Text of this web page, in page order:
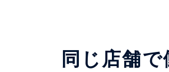
同じ店舗